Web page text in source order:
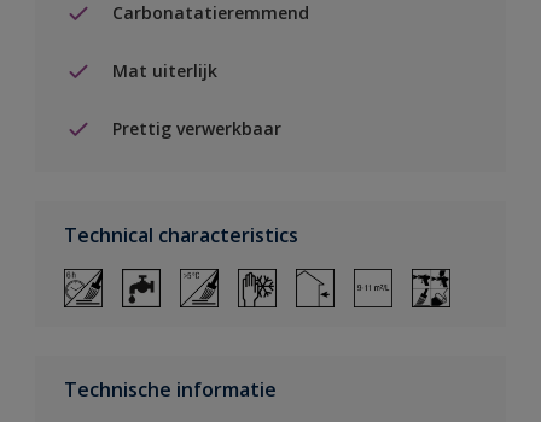
Carbonatatieremmend
Mat uiterlijk
Prettig verwerkbaar
Technical characteristics
Technische informatie